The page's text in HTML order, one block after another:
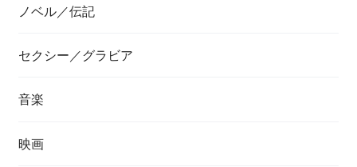
ノベル／伝記
セクシー／グラビア
音楽
映画